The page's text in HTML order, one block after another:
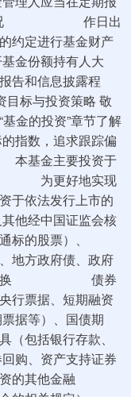
他概况 作日出
约定进行基金财产
额持有人大
告和信息披露程
目标与投资策略 敬
金的投资”章节了解
数，追求跟踪偏
金主要投资于
为更好地实现
于依法发行上市的
中国证监会核
标的股票）、
政府债、政府
、可转换 债券
行票据、短期融资
）、国债期
（包括银行存款、
、资产支持证券
的其他金融